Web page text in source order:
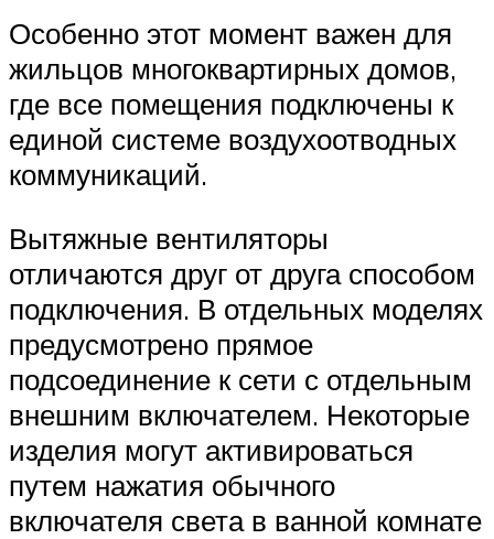
Особенно этот момент важен для
жильцов многоквартирных домов,
где все помещения подключены к
единой системе воздухоотводных
коммуникаций.
Вытяжные вентиляторы
отличаются друг от друга способом
подключения. В отдельных моделях
предусмотрено прямое
подсоединение к сети с отдельным
внешним включателем. Некоторые
изделия могут активироваться
путем нажатия обычного
включателя света в ванной комнате